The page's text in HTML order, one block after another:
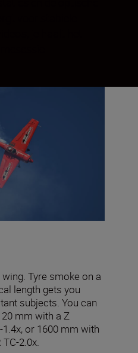
Tyre smoke on a
length gets you
subjects. You can
mm with a Z
1.4x, or 1600 mm with
TC-2.0x.